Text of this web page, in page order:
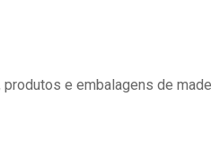
e embalagens de